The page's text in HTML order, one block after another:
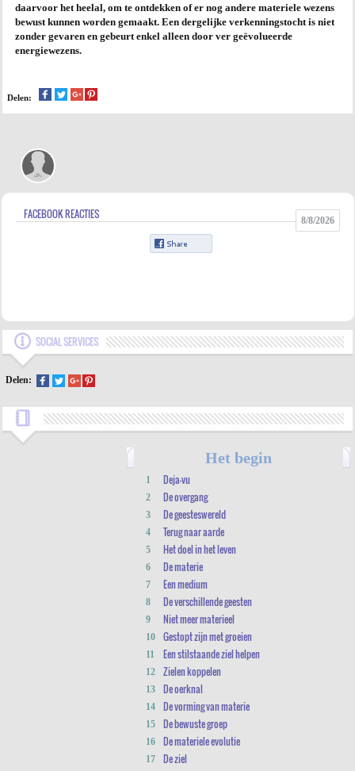
daarvoor het heelal, om te ontdekken of er nog andere materiele wezens
bewust kunnen worden gemaakt. Een dergelijke verkenningstocht is niet
zonder gevaren en gebeurt enkel alleen door ver geëvolueerde
energiewezens.
Delen:
FACEBOOK REACTIES 8/8/2026
SOCIAL SERVICES
Delen:
Het begin
1 Deja-vu
2 De overgang
3 De geesteswereld
4 Terug naar aarde
5 Het doel in het leven
6 De materie
7 Een medium
8 De verschillende geesten
9 Niet meer materieel
10 Gestopt zijn met groeien
11 Een stilstaande ziel helpen
12 Zielen koppelen
13 De oerknal
14 De vorming van materie
15 De bewuste groep
16 De materiele evolutie
17
De ziel